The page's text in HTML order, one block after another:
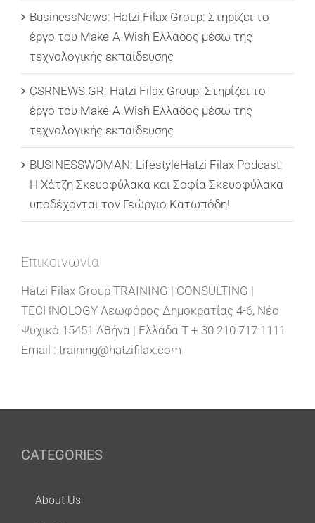
BusinessNews: Hatzi Filax Group: Στηρίζει το
έργο του Make-A-Wish Ελλάδος μέσω της
τεχνολογικής εκπαίδευσης
CSRNEWS.GR: Hatzi Filax Group: Στηρίζει το
έργο του Make-A-Wish Ελλάδος μέσω της
τεχνολογικής εκπαίδευσης
BUSINESSWOMAN: LifestyleHatzi Filax Podcast:
Η Χάτζη Σκευοφύλακα και Σοφία Σκευοφύλακα
υποδέχονται τον Γεώργιο Κατωπόδη!
Επικοινωνία
Hatzi Filax Group TRAINING | CONSULTING |
TECHNOLOGY Λεωφόρος Δημοκρατίας 4-6, Νέο
Ψυχικό 15451 Αθήνα | Ελλάδα T + 30 210 717 1111
Email : training@hatzifilax.com
CATEGORIES
About Us